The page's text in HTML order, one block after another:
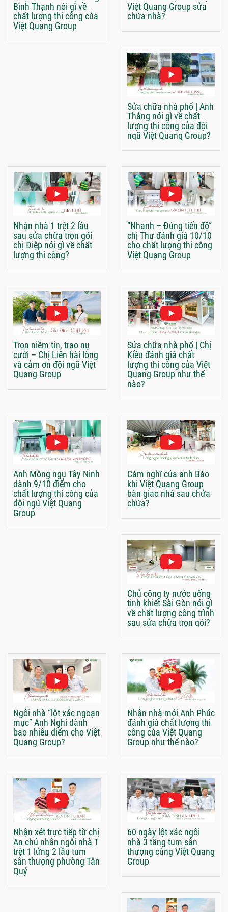
Bình Thạnh nói gì về
chất lượng thi công của
Việt Quang Group
Việt Quang Group sửa
chữa nhà?
Sửa chữa nhà phố | Anh
Thắng nói gì về chất
lượng thi công của đội
ngũ Việt Quang Group?
Nhận nhà 1 trệt 2 lầu
sau sửa chữa trọn gói
chị Điệp nói gì về chất
lượng thi công?
“Nhanh – Đúng tiến độ”
chị Thư đánh giá 10/10
cho chất lượng thi công
Việt Quang Group
Trọn niềm tin, trao nụ
cười – Chị Liên hài lòng
và cảm ơn đội ngũ Việt
Quang Group
Sửa chữa nhà phố | Chị
Kiều đánh giá chất
lượng thi công của Việt
Quang Group như thế
nào?
Anh Mông ngụ Tây Ninh
dành 9/10 điểm cho
chất lượng thi công của
đội ngũ Việt Quang
Group
Cảm nghĩ của anh Bảo
khi Việt Quang Group
bàn giao nhà sau chửa
chữa?
Chủ công ty nước uống
tinh khiết Sài Gòn nói gì
về chất lượng công trình
sau sửa chữa trọn gói?
Ngôi nhà “lột xác ngoạn
mục” Anh Nghi dành
bao nhiêu điểm cho Việt
Quang Group?
Nhận nhà mới Anh Phúc
đánh giá chất lượng thi
công của Việt Quang
Group như thế nào?
Nhận xét trực tiếp từ chị
An chủ nhân ngôi nhà 1
trệt 1 lửng 2 lầu tum
sân thượng phường Tân
Quý
60 ngày lột xác ngôi
nhà 3 tầng tum sân
thượng cùng Việt Quang
Group